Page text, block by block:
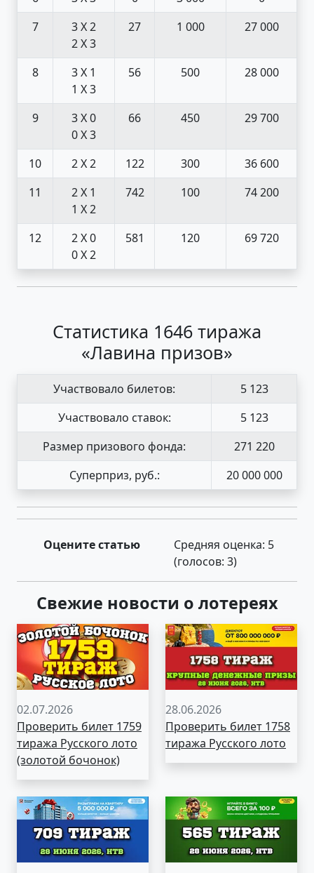
7
3 X 2
2 X 3
27 1 000 27 000
8
3 X 1
1 X 3
56 500 28 000
9
3 X 0
0 X 3
66 450 29 700
10 2 X 2 122 300
36 600
11
2 X 1
1 X 2
742 100 74 200
12
2 X 0
0 X 2
581 120 69 720
Статистика 1646 тиража
«Лавина призов»
Участвовало билетов:
5 123
Участвовало ставок:
5 123
Размер призового фонда:
271 220
Суперприз, руб.:
20 000 000
Оцените статью Средняя оценка: 5
(голосов: 3)
Свежие новости о лотереях
02.07.2026
Проверить билет 1759
тиража Русского лото
(золотой бочонок)
28.06.2026
Проверить билет 1758
тиража Русского лото